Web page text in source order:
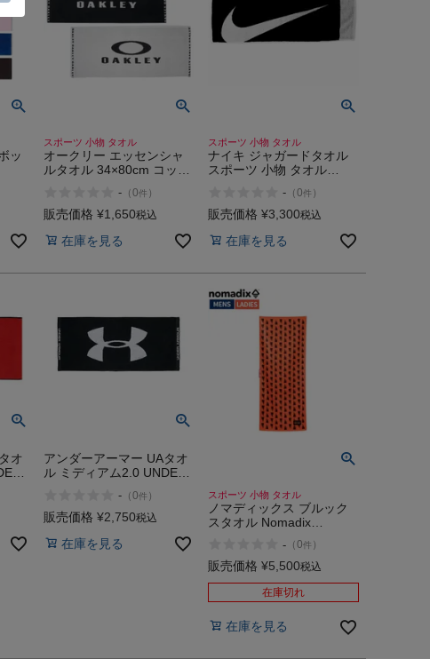
ッ
スポーツ 小物 タオル
オークリー エッセンシャ
ルタオル 34×80cm コット
小物 タオル 綿 OAKLEY
Essential Towel 80 02E
-（0件 ）
販売価格 ¥1,650税込
在庫を見る
スポーツ 小物 タオル
ナイキ ジャガードタオル
スポーツ 小物 タオル
- （0件 ）
販売価格 ¥3,300税込
在庫を見る
オ
アンダーアーマー UAタオ
ル ミディアム2.0 UNDER
-（0件 ）
販売価格 ¥2,750税込
在庫を見る
スポーツ 小物 タオル
ノマディックス ブルック
スタオル Nomadix
- （0件 ）
販売価格 ¥5,500税込
在庫切れ
在庫を見る